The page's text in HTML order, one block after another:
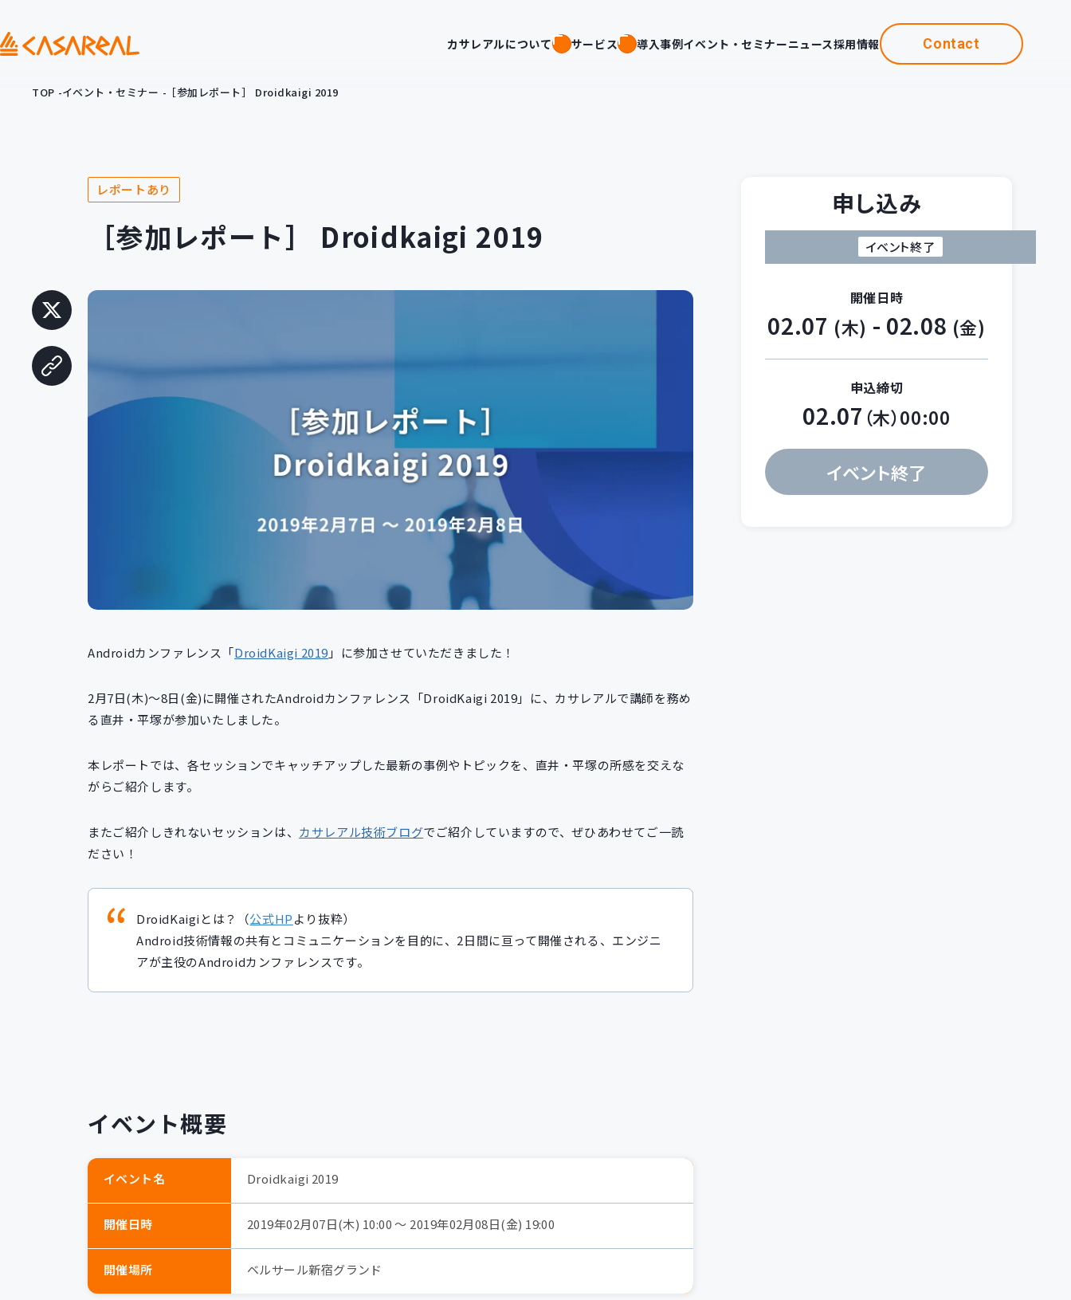
カサレアルについて サービス 導入事例イベント・セミナーニュース採用情報 Contact
TOP イベント・セミナー ［参加レポート］ Droidkaigi 2019
レポートあり
［参加レポート］ Droidkaigi 2019
Androidカンファレンス「DroidKaigi 2019 」に参加させていただきました！
2月7日(木)～8日(金)に開催されたAndroidカンファレンス「DroidKaigi 2019」に、カサレアルで講師を務め
る直井・平塚が参加いたしました。
本レポートでは、各セッションでキャッチアップした最新の事例やトピックを、直井・平塚の所感を交えな
がらご紹介します。
またご紹介しきれないセッションは、 カサレアル技術ブログでご紹介していますので、ぜひあわせてご一読
ださい！
DroidKaigiとは？（公式HPより抜粋）
Android技術情報の共有とコミュニケーションを目的に、2日間に亘って開催される、エンジニ
アが主役のAndroidカンファレンスです。
イベント概要
イベント名 Droidkaigi 2019
開催日時 2019年02月07日(木) 10:00 〜 2019年02月08日(金) 19:00
開催場所 ベルサール新宿グランド
申し込み
イベント終了
開催日時
02.07 (木) - 02.08 (金)
申込締切
02.07 （木）00:00
イベント終了